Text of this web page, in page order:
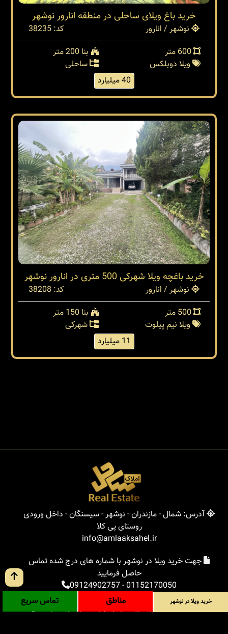
خرید باغ ویلای ساحلی در منطقه انارور نوشهر
نوشهر / انارور
کد: 38235
بنا 200 متر
ویلا دوبلکس
ساحلی
40 میلیارد
خرید باغچه ویلا شهرکی 500 متری در انارور نوشهر
نوشهر / انارور
کد: 38208
بنا 150 متر
ویلا نیم پیلوت
شهرکی
11 میلیارد
آدرس: شمال - مازندران - نوشهر - سیسنگان - داخل ورودی
روستای پی کلا
info@amlaaksahel.ir
جهت خرید ویلا در نوشهر با شماره های درج شده تماس
حاصل فرمایید
01152170050
-
09124902757
املاک ساحل
خرید ویلا در نوشهر
خرید ویلا در شمال
خرید ویلا در نوشهر مناطق تماس سریع